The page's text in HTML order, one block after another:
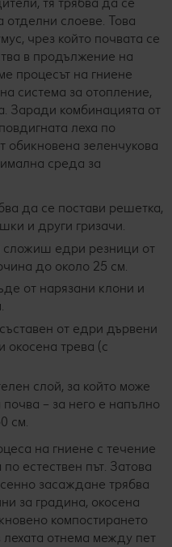
отделни слоеве. Това
чрез който почвата се
в продължение на
процесът на гниене
система за отопление,
Заради комбинацията от
леха по
обикновена зеленчукова
среда за
да се постави решетка,
и други гризачи.
сложиш едри резници от
до около 25 см.
от нарязани клони и
от едри дървени
окосена трева (с
слой, за който може
– за него е напълно
см.
на гниене с течение
естествен път. Затова
засаждане трябва
за градина, окосена
компостирането
отнема между пет